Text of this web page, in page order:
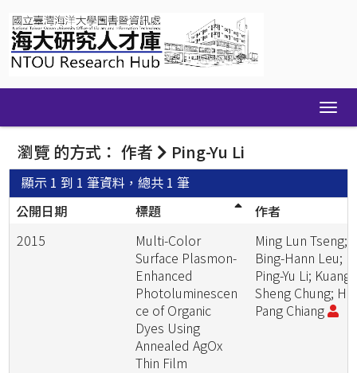
navigation
瀏覽 的方式： 作者 Ping-Yu Li
顯示 1 到 1 筆資料，總共 1 筆
公開日期
標題
作者
2015
Multi-Color
Surface Plasmon-
Enhanced
Photoluminescen
ce of Organic
Dyes Using
Annealed AgOx
Thin Film
Ming Lun Tseng;
Bing-Hann Leu;
Ping-Yu Li; Kuang
Sheng Chung;
Pang Chiang